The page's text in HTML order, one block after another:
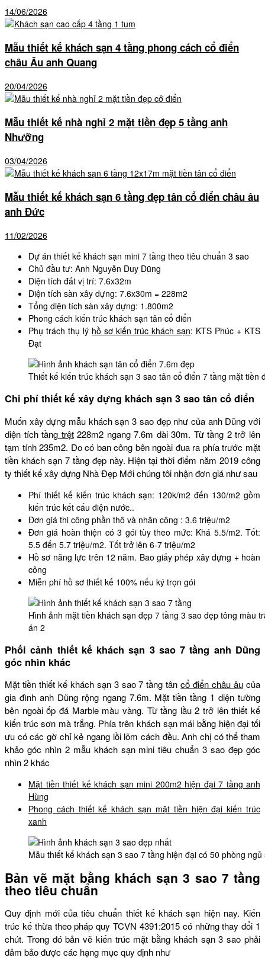
14/06/2026
Mẫu thiết kế khách sạn 4 tầng phong cách cổ điển
châu Âu anh Quang
20/04/2026
Mẫu thiết kế nhà nghỉ 2 mặt tiền đẹp 5 tầng anh
Nhưỡng
03/04/2026
Mẫu thiết kế khách sạn 6 tầng đẹp tân cổ điển châu âu
anh Đức
11/02/2026
Dự án thiết kế khách sạn mini 7 tầng theo tiêu chuẩn 3 sao
Chủ đầu tư: Anh Nguyễn Duy Dũng
Diện tích đất vị trí: 7.6x32m
Diện tích sàn xây dựng: 7.6x30m = 228m2
Tổng diện tích sàn xây dựng: 1.800m2
Phong cách kiến trúc khách sạn tân cổ điển
Phụ trách thụ lý hồ sơ kiến trúc khách sạn: KTS Phúc + KTS
Đạt
Thiết kế kiến trúc khách sạn 3 sao tân cổ điển 7 tầng mặt tiền
Chi phí thiết kế xây dựng khách sạn 3 sao tân cổ điển
Muốn xây dựng mẫu khách sạn 3 sao đẹp như của anh Dũng với
diện tích tầng trệt228m2 ngang 7.6m dài 30m. Từ tầng 2 trở lên
tạm tính 235m2. Do có ban công bên ngoài đua ra phía trước mặt
tiền khách sạn 7 tầng đẹp này. Hiện tại thời điểm năm 2019 công
ty thiết kế xây dựng Nhà Đẹp Mới chúng tôi nhận đơn giá như sau
Phí thiết kế kiến trúc khách sạn: 120k/m2 đến 130/m2 gồm
kiến trúc kết cấu điện nước..
Đơn giá thi công phần thô và nhân công : 3.6 triệu/m2
Đơn giá hoàn thiện có 3 gói tùy theo mức: Khá 5.5/m2. Tốt:
5.5 đến 5.7 triệu/m2. Tốt trở lên 6-7 triệu/m2
Hồ sơ năng lực trên 12 năm. Bao giấy phép xây dựng + hoàn
công
Miễn phí hồ sơ thiết kế 100% nếu ký trọn gói
Hình ảnh mặt tiền khách sạn đẹp 7 tầng 3 sao đẹp tông màu
án 2
Phối cảnh thiết kế khách sạn 3 sao 7 tầng anh Dũng
góc nhìn khác
Mặt tiền thiết kế khách sạn 3 sao 7 tầng tâncổ điển châu âu của
gia đình anh Dũng rộng ngang 7.6m. Mặt tiền tầng 1 diện tường
bên ngoài ốp đá Marble màu vàng. Từ tầng lầu 2 trở lên thiết kế
kiến trúc sơn mà trắng. Phía trên khách sạn mái bằng hiện đại tối
ưu có các gờ chỉ kẻ ngang lồi lõm cách đều. Anh chị có thể tham
khảo góc nhìn 2 mẫu khách sạn mini tiêu chuẩn 3 sao đẹp góc
nhìn 2 khác
Mặt tiền thiết kế khách sạn mini 200m2 hiện đại 7 tầng anh
Hùng
Phong cách thiết kế khách sạn mặt tiền hiện đại kiến trúc
xanh
Mẫu thiết kế khách sạn 3 sao 7 tầng hiện đại có 50 phòng
Bản vẽ mặt bằng khách sạn 3 sao 7 tầng
theo tiêu chuẩn
Quy định mới của tiêu chuẩn thiết kế khách sạn hiện nay. Kiến
trúc kế thừa theo pháp quy TCVN 4391:2015 có những thay đổi 1
chút. Trong đó bản vẽ kiến trúc mặt bằng khách sạn 3 sao phải
đảm bảo được các hạng mục quy định như